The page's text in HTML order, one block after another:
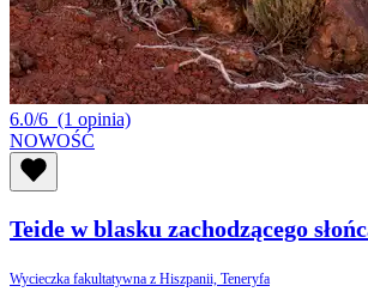
6.0/6 (1 opinia)
NOWOŚĆ
Teide w blasku zachodzącego
Wycieczka fakultatywna z Hiszpanii, Teneryfa